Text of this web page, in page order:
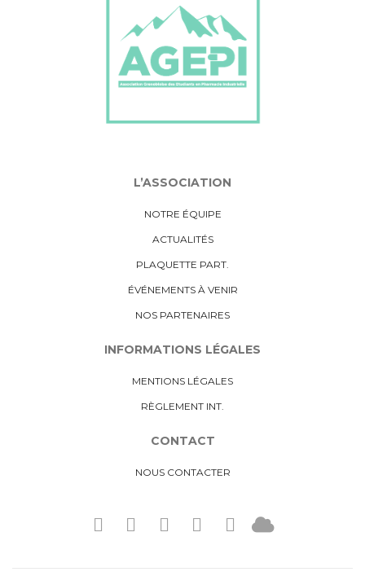
L’ASSOCIATION
NOTRE ÉQUIPE
ACTUALITÉS
PLAQUETTE PART.
ÉVÉNEMENTS À VENIR
NOS PARTENAIRES
INFORMATIONS LÉGALES
MENTIONS LÉGALES
RÈGLEMENT INT.
CONTACT
NOUS CONTACTER